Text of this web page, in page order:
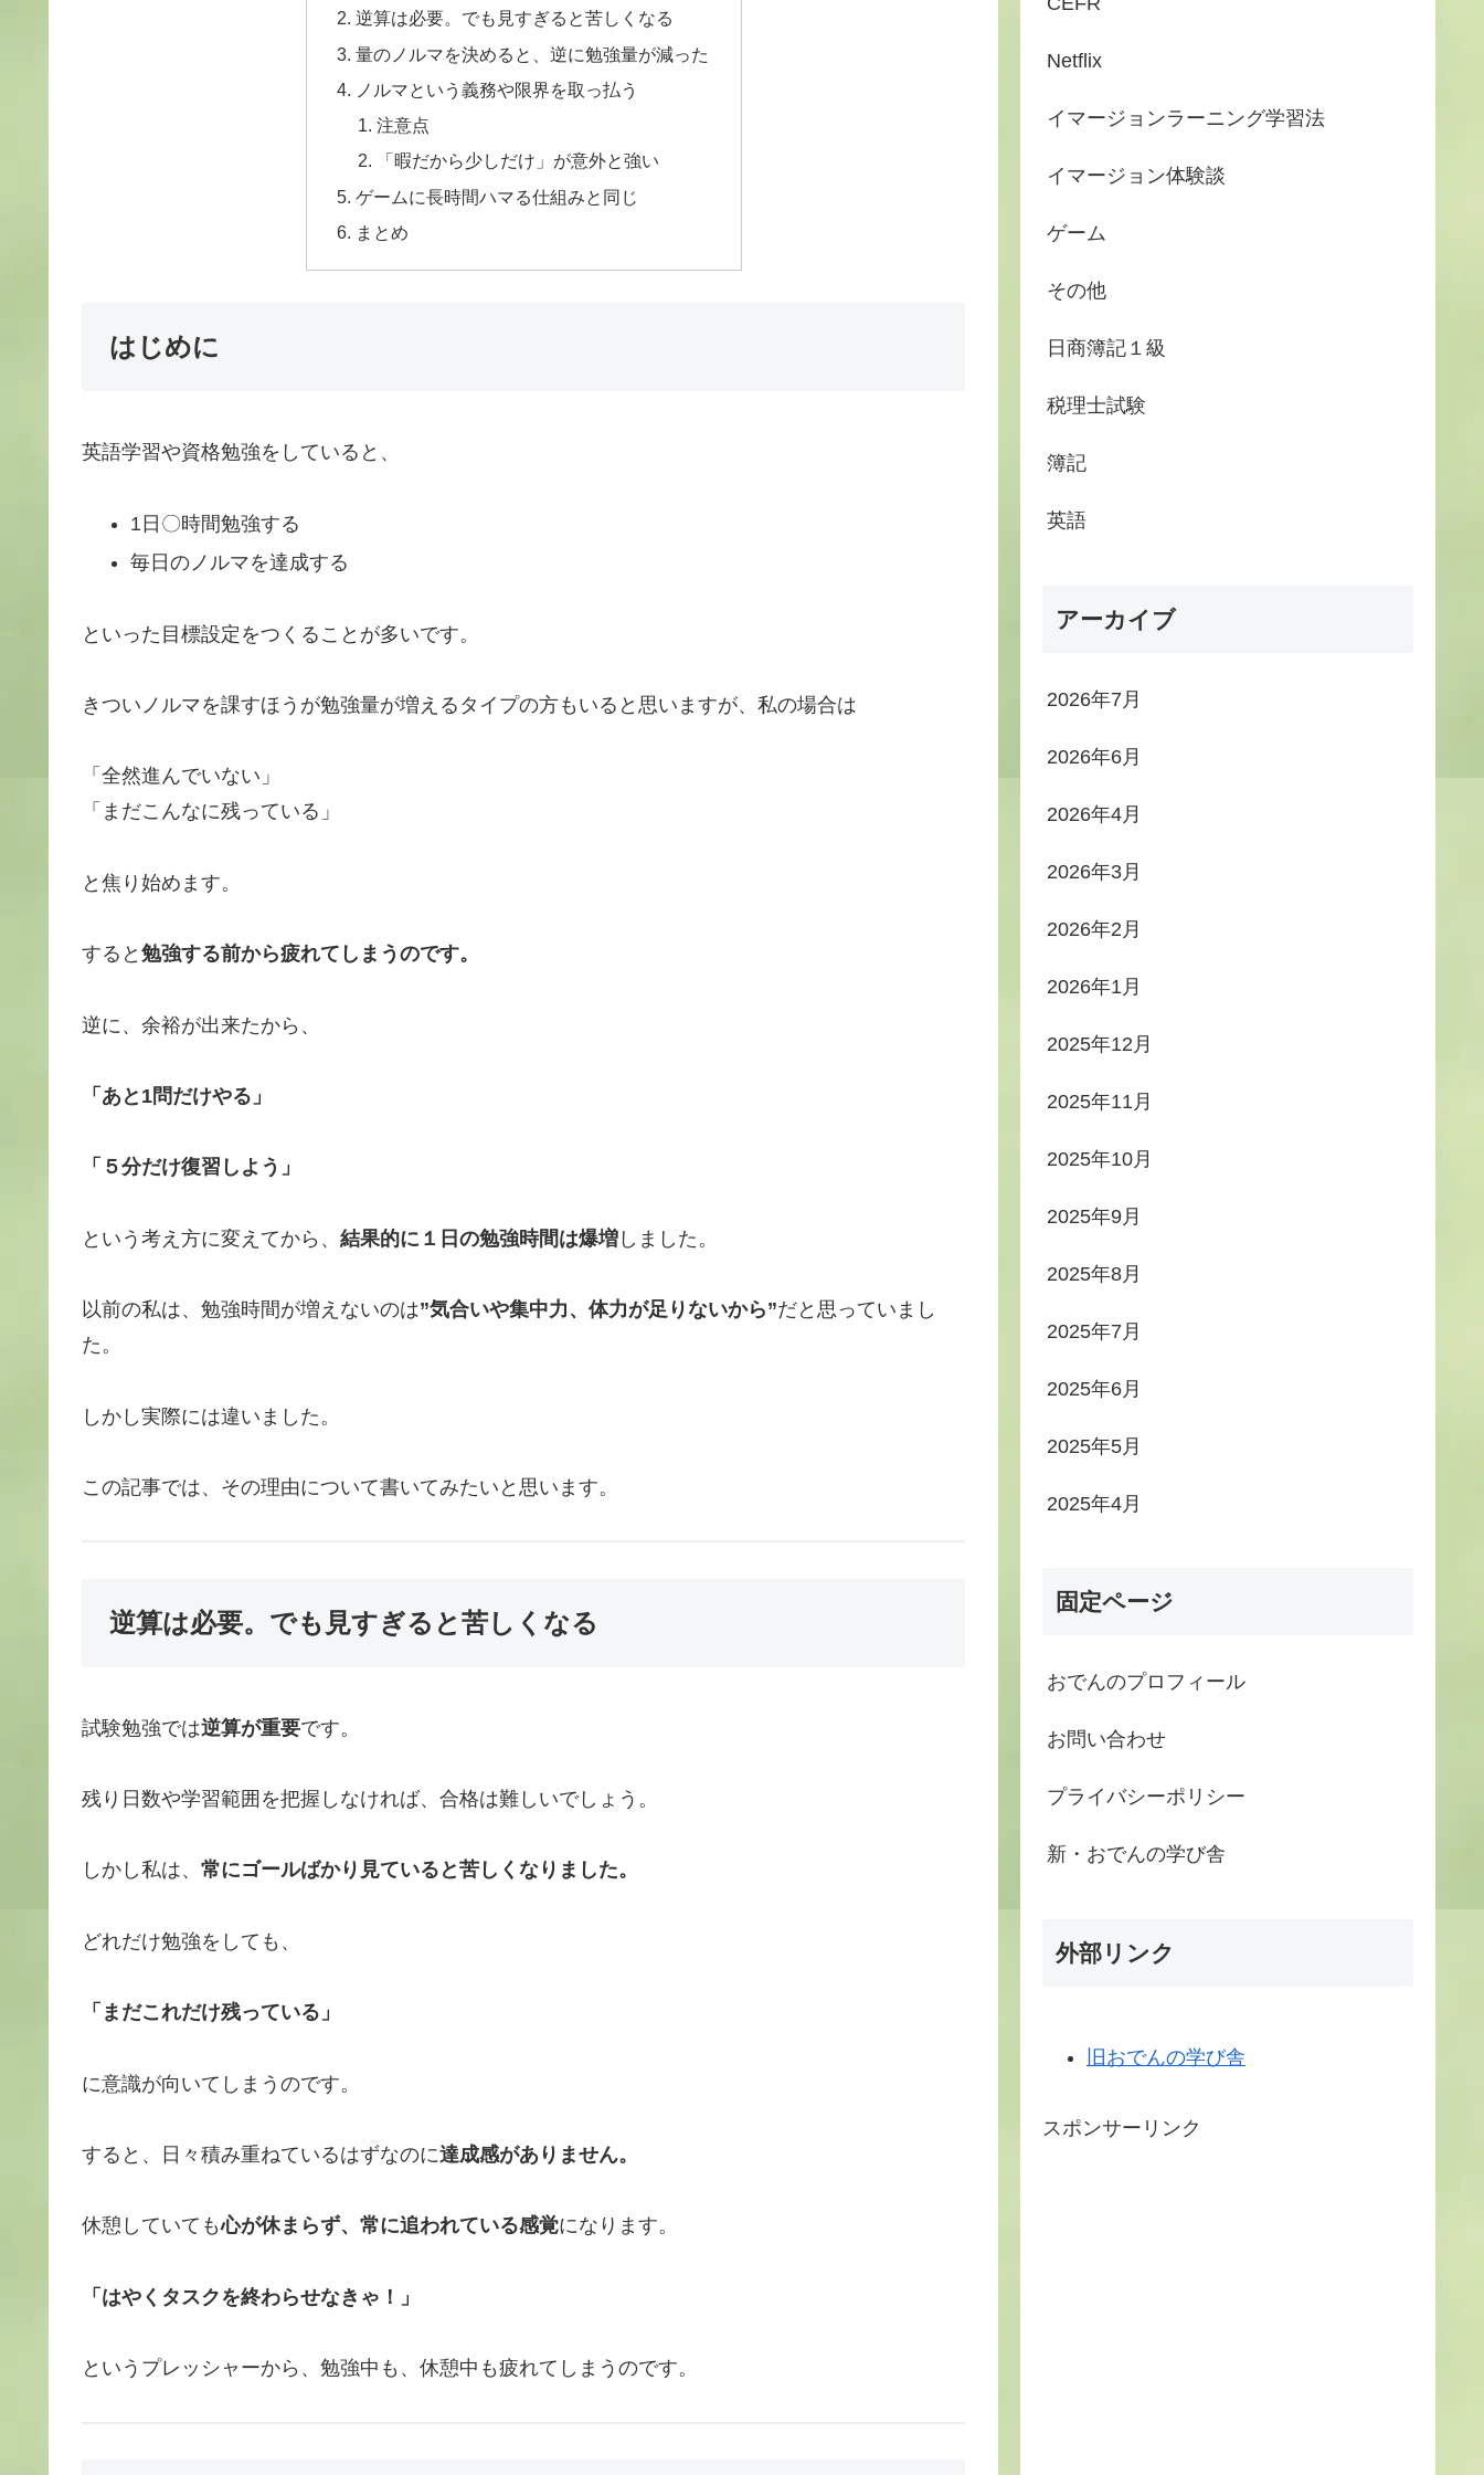
逆算は必要。でも見すぎると苦しくなる
量のノルマを決めると、逆に勉強量が減った
ノルマという義務や限界を取っ払う
注意点
「暇だから少しだけ」が意外と強い
ゲームに長時間ハマる仕組みと同じ
まとめ
はじめに
英語学習や資格勉強をしていると、
1日〇時間勉強する
毎日のノルマを達成する
といった目標設定をつくることが多いです。
きついノルマを課すほうが勉強量が増えるタイプの方もいると思いますが、私の場合は
「全然進んでいない」
「まだこんなに残っている」
と焦り始めます。
すると 勉強する前から疲れてしまうのです。
逆に、余裕が出来たから、
「あと1問だけやる」
「５分だけ復習しよう」
という考え方に変えてから、 結果的に１日の勉強時間は爆増 しました。
以前の私は、勉強時間が増えないのは”気合いや集中力、体力が足りないから”だと思っていまし
た。
しかし実際には違いました。
この記事では、その理由について書いてみたいと思います。
逆算は必要。でも見すぎると苦しくなる
試験勉強では逆算が重要です。
残り日数や学習範囲を把握しなければ、合格は難しいでしょう。
しかし私は、 常にゴールばかり見ていると苦しくなりました。
どれだけ勉強をしても、
「まだこれだけ残っている」
に意識が向いてしまうのです。
すると、日々積み重ねているはずなのに達成感がありません。
休憩していても心が休まらず、常に追われている感覚になります。
「はやくタスクを終わらせなきゃ！」
というプレッシャーから、勉強中も、休憩中も疲れてしまうのです。
Netflix
イマージョンラーニング学習法
イマージョン体験談
ゲーム
その他
日商簿記１級
税理士試験
簿記
英語
アーカイブ
2026年7月
2026年6月
2026年4月
2026年3月
2026年2月
2026年1月
2025年12月
2025年11月
2025年10月
2025年9月
2025年8月
2025年7月
2025年6月
2025年5月
2025年4月
固定ページ
おでんのプロフィール
お問い合わせ
プライバシーポリシー
新・おでんの学び舎
外部リンク
旧おでんの学び舎
スポンサーリンク